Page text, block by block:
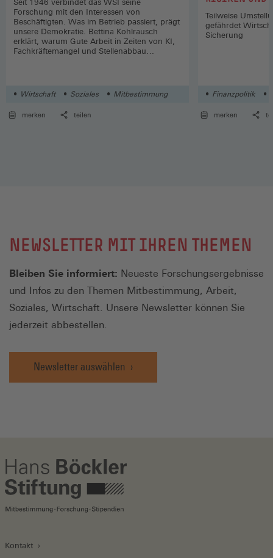
Seit 1946 verbindet das WSI seine
Forschung mit den Interessen von
Beschäftigten. Was im Betrieb passiert, prägt
unsere Demokratie. Bettina Kohlrausch
erklärt, warum Gute Arbeit in Zeiten von KI,
Fachkräftemangel und Stellenabbau
Wirtschaft Soziales Mitbestimmung
merken teilen
Teilweise
gefährdet
Sicherung
Finanzpolitik
merken
NEWSLETTER MIT IHREN THEMEN
Bleiben Sie informiert: Neueste Forschungsergebnisse
und Infos zu den Themen Mitbestimmung, Arbeit,
Soziales, Wirtschaft. Unsere Newsletter können Sie
jederzeit abbestellen.
Newsletter auswählen
Kontakt